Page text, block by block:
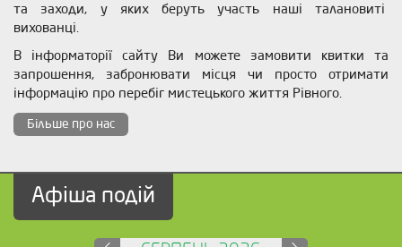
та заходи, у яких беруть участь наші талановиті
вихованці.
В інформаторії сайту Ви можете замовити квитки та
запрошення, забронювати місця чи просто отримати
інформацію про перебіг мистецького життя Рівного.
Більше про нас
Афіша подій